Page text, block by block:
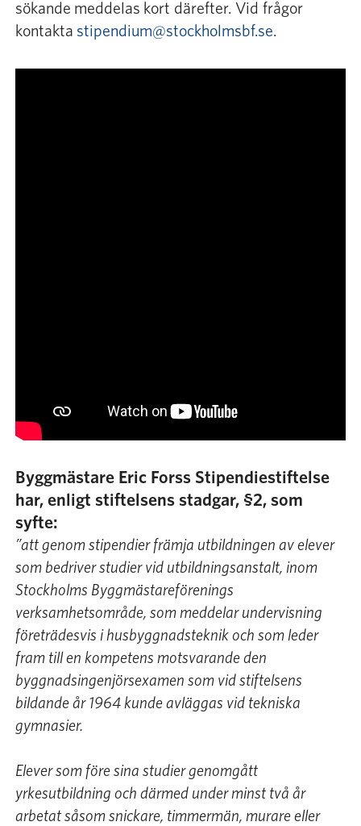
sökande meddelas kort därefter. Vid frågor
kontakta stipendium@stockholmsbf.se.
Byggmästare Eric Forss Stipendie­stiftelse
har, enligt stiftelsens stadgar, §2, som
syfte:
”att genom stipendier främja utbildningen av elever
som bedriver studier vid utbildningsanstalt, inom
Stockholms Byggmästareförenings
verksamhetsområde, som meddelar undervisning
företrädesvis i husbyggnadsteknik och som leder
fram till en kompetens motsvarande den
byggnadsingenjörsexamen som vid stiftelsens
bildande år 1964 kunde avläggas vid tekniska
gymnasier.
Elever som före sina studier genomgått
yrkesutbildning och därmed under minst två år
arbetat såsom snickare, timmermän, murare eller